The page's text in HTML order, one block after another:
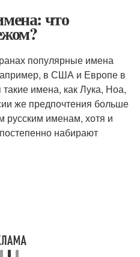
что
популярные имена
в США и Европе в
имена, как Лука, Ноа,
же предпочтения больше
русским именам, хотя и
набирают